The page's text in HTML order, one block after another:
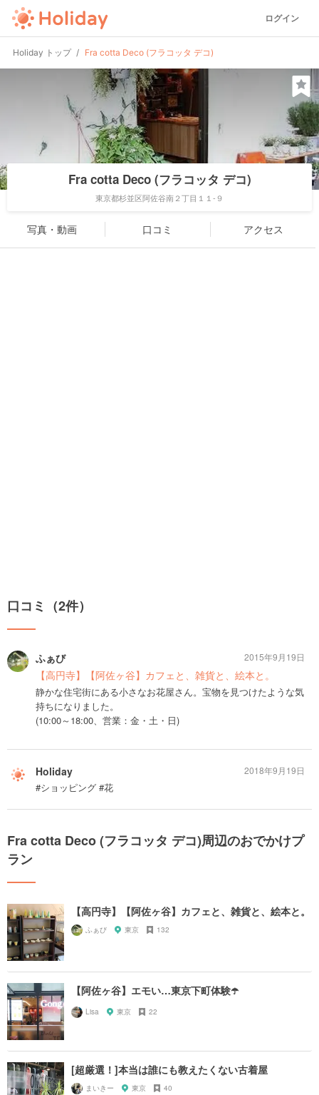
ログイン
Holiday トップ Fra cotta Deco (フラコッタ デコ)
Fra cotta Deco (フラコッタ デコ)
東京都杉並区阿佐谷南２丁目１１-９
写真・動画 口コミ アクセス
口コミ（2件）
ふぁび
【高円寺】【阿佐ヶ谷】カフェと、雑貨と、絵本と。
静かな住宅街にある小さなお花屋さん。宝物を見つけたような気
持ちになりました。
(10:00～18:00、営業：金・土・日)
2015年9月19日
Holiday
#ショッピング #花
2018年9月19日
Fra cotta Deco (フラコッタ デコ)周辺のおでかけプ
ラン
【高円寺】【阿佐ヶ谷】カフェと、雑貨と、絵本と。
ふぁび 東京 132
【阿佐ヶ谷】エモい…東京下町体験☂️
Lisa 東京 22
[超厳選！]本当は誰にも教えたくない古着屋
まいきー 東京 40